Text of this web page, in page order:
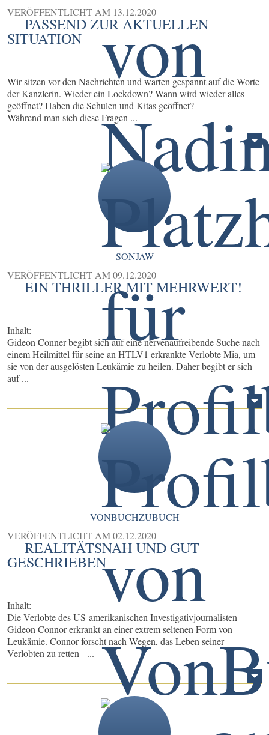
VERÖFFENTLICHT AM 13.12.2020
PASSEND ZUR AKTUELLEN
SITUATION
Wir sitzen vor den Nachrichten und warten gespannt auf die Worte
der Kanzlerin. Wieder ein Lockdown? Wann wird wieder alles
geöffnet? Haben die Schulen und Kitas geöffnet?
Während man sich diese Fragen ...
SONJAW
VERÖFFENTLICHT AM09.12.2020
EIN THRILLER MIT MEHRWERT!
Inhalt:
Gideon Conner begibt sich auf eine nervenaufreibende Suche nach
einem Heilmittel für seine an HTLV1 erkrankte Verlobte Mia, um
sie von der ausgelösten Leukämie zu heilen. Daher begibt er sich
auf ...
VONBUCHZUBUCH
VERÖFFENTLICHT AM02.12.2020
REALITÄTSNAH UND GUT
GESCHRIEBEN
Inhalt:
Die Verlobte des US-amerikanischen Investigativjournalisten
Gideon Connor erkrankt an einer extrem seltenen Form von
Leukämie. Connor forscht nach Wegen, das Leben seiner
Verlobten zu retten - ...